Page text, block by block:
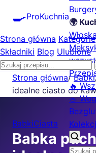
🍳ProKuchnia
🌍
Włoska
🔥
🥗
Strona główna Kategorie
Składniki Blog Ulubione
Strona główna/ Babki
idealne ciasto do
BabkiCiasta
Babka